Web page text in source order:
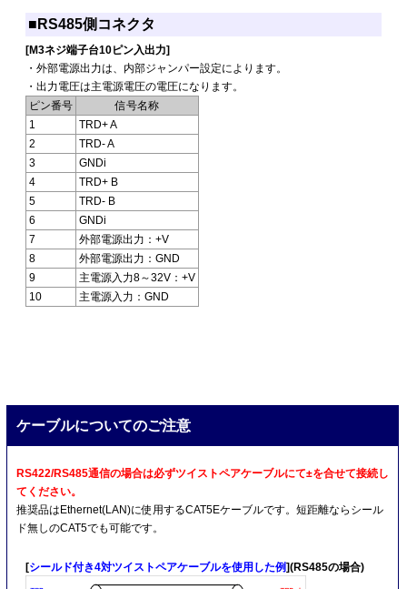
■RS485側コネクタ
[M3ネジ端子台10ピン入出力]
・外部電源出力は、内部ジャンパー設定によります。
・出力電圧は主電源電圧の電圧になります。
ピン番号
信号名称
1
TRD+ A
2
TRD- A
3
GNDi
4
TRD+ B
5
TRD- B
6
GNDi
7
外部電源出力：+V
8
外部電源出力：GND
9
主電源入力8～32V：+V
10
主電源入力：GND
ケーブルについてのご注意
RS422/RS485通信の場合は必ずツイストペアケーブルにて±を合せて接続し
てください。
推奨品はEthernet(LAN)に使用するCAT5Eケーブルです。短距離ならシール
ド無しのCAT5でも可能です。
[シールド付き4対ツイストペアケーブルを使用した例](RS485の場合)